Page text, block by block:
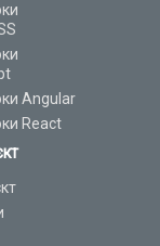
Angular
React